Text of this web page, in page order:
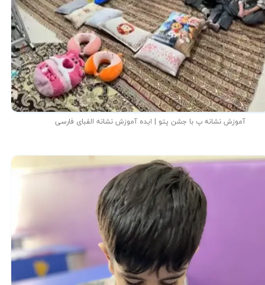
آموزش نشانه پ با جشن پتو | ایده آموزش نشانه الفبای فارسی